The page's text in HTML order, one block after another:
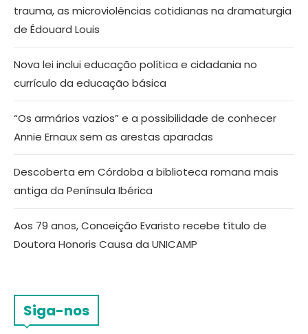
trauma, as microviolências cotidianas na dramaturgia
de Édouard Louis
Nova lei inclui educação política e cidadania no
currículo da educação básica
“Os armários vazios” e a possibilidade de conhecer
Annie Ernaux sem as arestas aparadas
Descoberta em Córdoba a biblioteca romana mais
antiga da Península Ibérica
Aos 79 anos, Conceição Evaristo recebe título de
Doutora Honoris Causa da UNICAMP
Siga-nos